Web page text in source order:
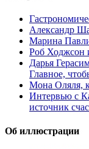
Александр
Марина
Роб Ходжсон
Дарья
Главное,
Мона Оляля,
Интервью с
источник
Об иллюстрации